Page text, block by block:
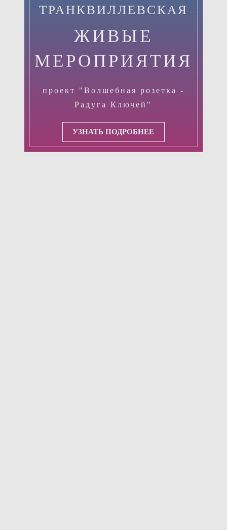
ТРАНКВИЛЛЕВСКАЯ
ЖИВЫЕ
МЕРОПРИЯТИЯ
проект "Волшебная розетка -
Радуга Ключей"
УЗНАТЬ ПОДРОБНЕЕ